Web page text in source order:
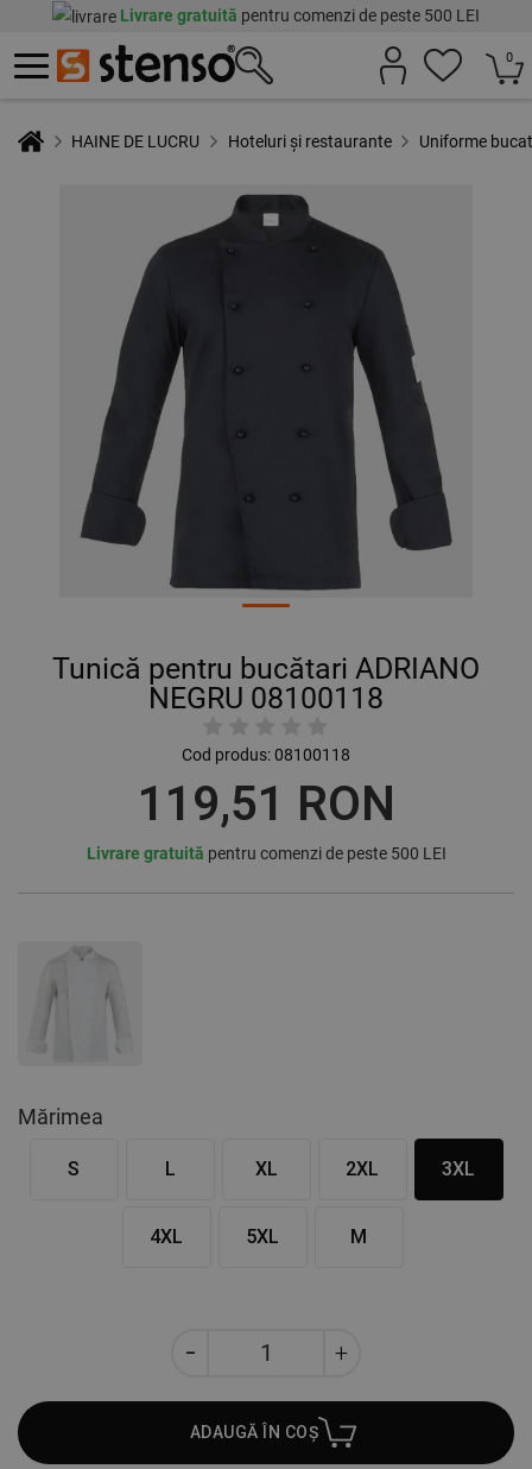
Livrare gratuită pentru comenzi de peste 500 LEI
0
HAINE DE LUCRU Hoteluri și restaurante Uniforme
Tunică pentru bucătari ADRIANO
NEGRU 08100118
Cod produs:08100118
119,51 RON
Livrare gratuită pentru comenzi de peste 500 LEI
Mărimea
S L XL 2XL 3XL
4XL 5XL M
ADAUGĂ ÎN COȘ